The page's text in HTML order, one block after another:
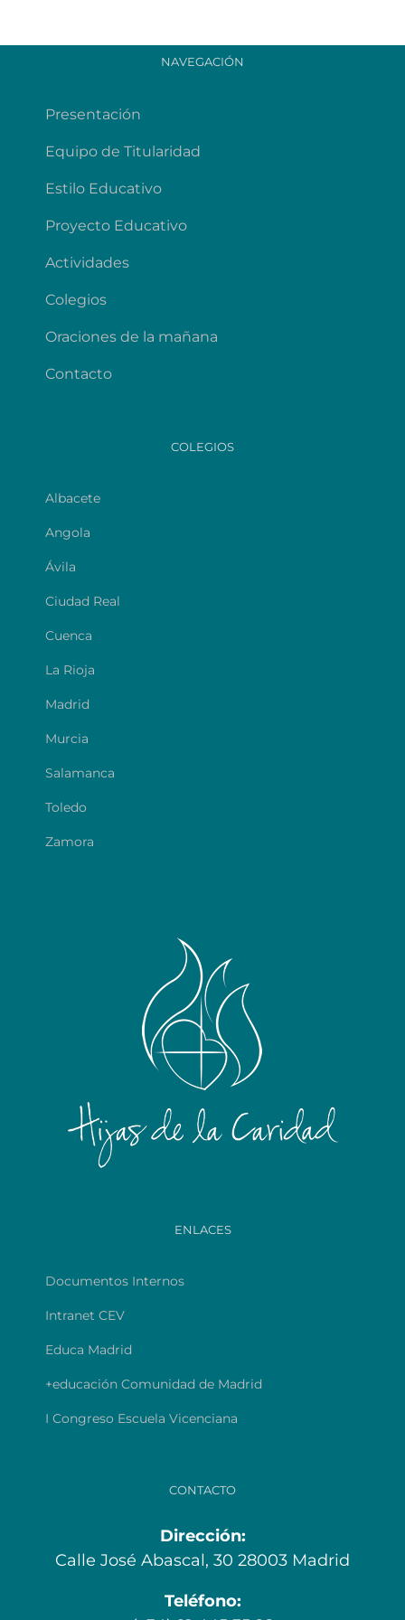
NAVEGACIÓN
Presentación
Equipo de Titularidad
Estilo Educativo
Proyecto Educativo
Actividades
Colegios
Oraciones de la mañana
Contacto
COLEGIOS
Albacete
Angola
Ávila
Ciudad Real
Cuenca
La Rioja
Madrid
Murcia
Salamanca
Toledo
Zamora
ENLACES
Documentos Internos
Intranet CEV
Educa Madrid
+educación Comunidad de Madrid
I Congreso Escuela Vicenciana
CONTACTO
Dirección:
Calle José Abascal, 30 28003 Madrid
Teléfono: